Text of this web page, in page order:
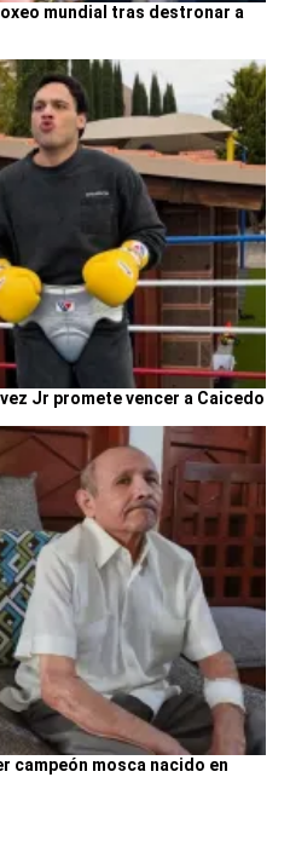
mundial tras destronar a
Jr promete vencer a Caicedo
campeón mosca nacido en